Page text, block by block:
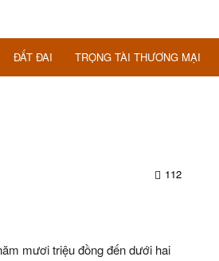
ĐẤT ĐAI TRỌNG TÀI THƯƠNG MẠI
112
mươi triệu đồng đến dưới hai